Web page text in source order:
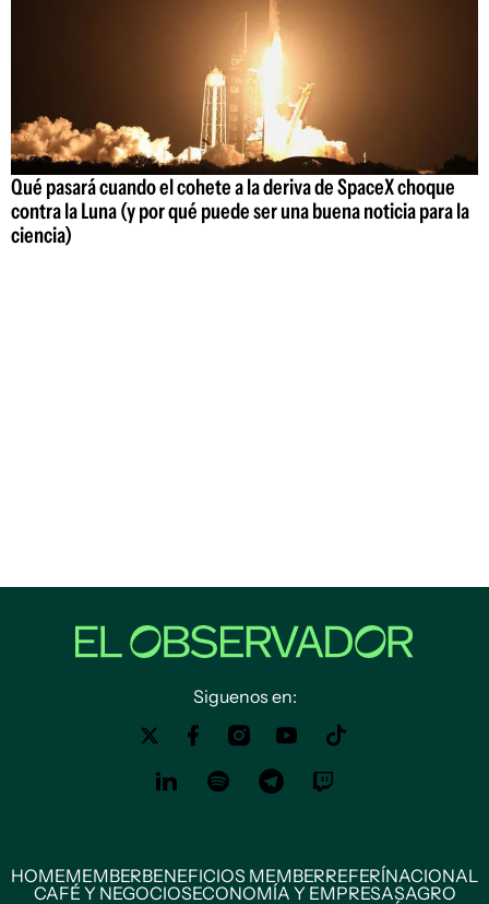
Qué pasará cuando el cohete a la deriva de SpaceX choque
contra la Luna (y por qué puede ser una buena noticia para la
ciencia)
Siguenos en:
HOMEMEMBERBENEFICIOS MEMBERREFERÍNACIONAL
CAFÉ Y NEGOCIOSECONOMÍA Y EMPRESASAGRO